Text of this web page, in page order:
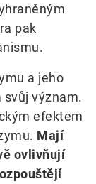
pak
a jeho
svůj význam.
efektem
Mají
ovlivňují